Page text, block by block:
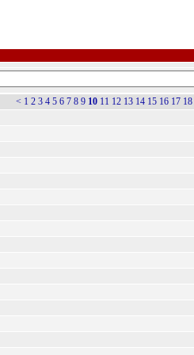
< 1 2 3 4 5 6 7 8 9 10 11 12 13 14 15 16 17 18